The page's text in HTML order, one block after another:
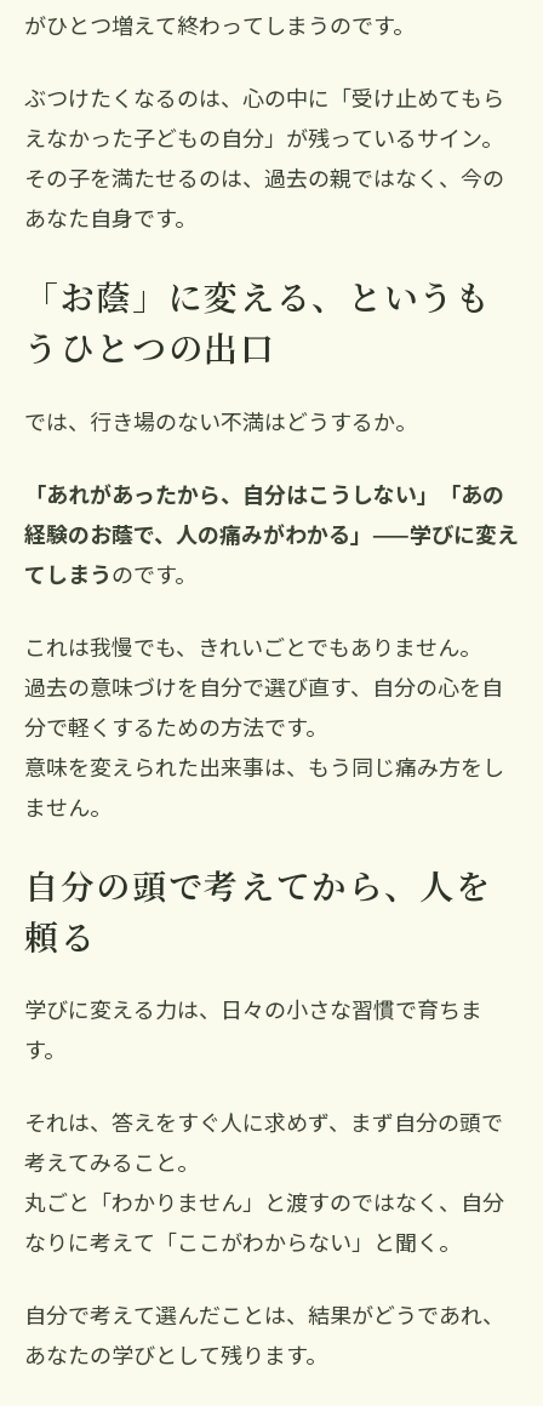
がひとつ増えて終わってしまうのです。
ぶつけたくなるのは、心の中に「受け止めてもら
えなかった子どもの自分」が残っているサイン。
その子を満たせるのは、過去の親ではなく、今の
あなた自身です。
「お蔭」に変える、というも
うひとつの出口
では、行き場のない不満はどうするか。
「あれがあったから、自分はこうしない」「あの
経験のお蔭で、人の痛みがわかる」——学びに変え
てしまうのです。
これは我慢でも、きれいごとでもありません。
過去の意味づけを自分で選び直す、自分の心を自
分で軽くするための方法です。
意味を変えられた出来事は、もう同じ痛み方をし
ません。
自分の頭で考えてから、人を
頼る
学びに変える力は、日々の小さな習慣で育ちま
す。
それは、答えをすぐ人に求めず、まず自分の頭で
考えてみること。
丸ごと「わかりません」と渡すのではなく、自分
なりに考えて「ここがわからない」と聞く。
自分で考えて選んだことは、結果がどうであれ、
あなたの学びとして残ります。